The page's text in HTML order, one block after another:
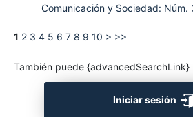
Comunicación y Sociedad: Núm.
1 2 3 4 5 6 7 8 9 10 > >>
También puede {advancedSearchLink}
Iniciar sesión